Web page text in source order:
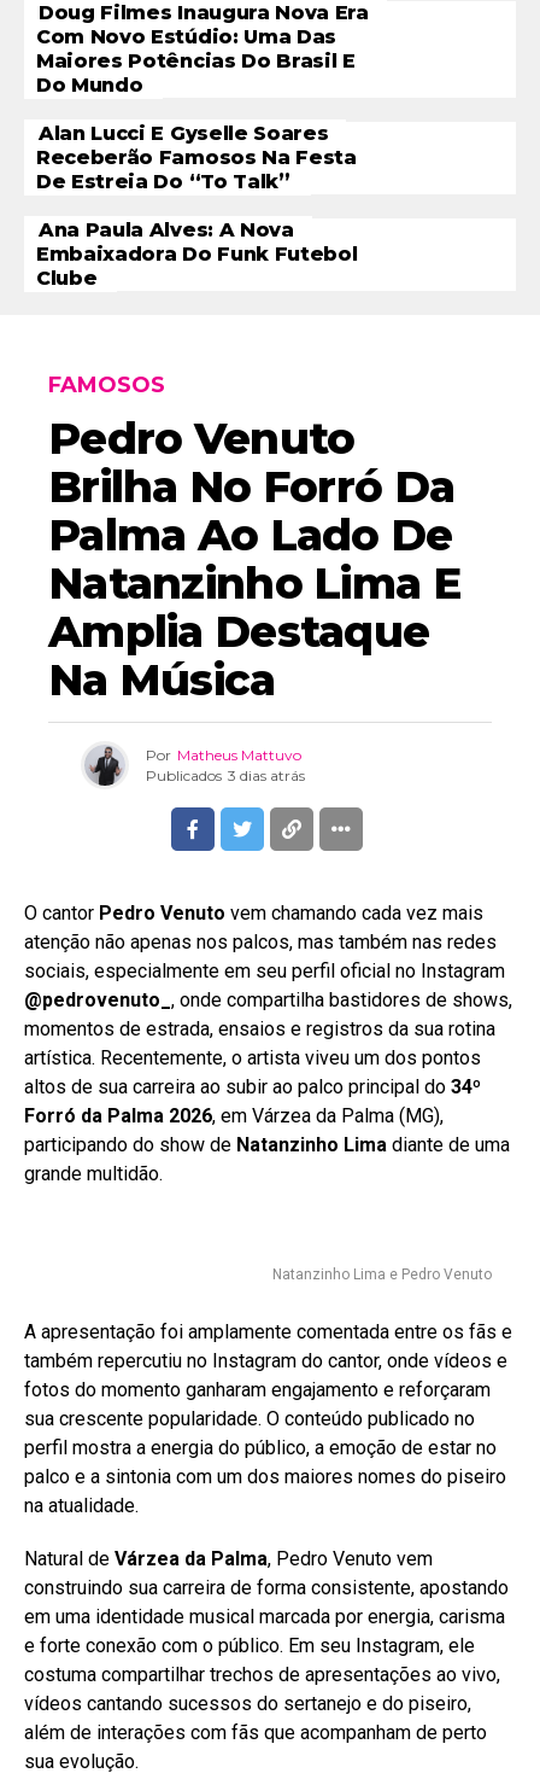
Doug Filmes Inaugura Nova Era
Com Novo Estúdio: Uma Das
Maiores Potências Do Brasil E
Do Mundo
Alan Lucci E Gyselle Soares
Receberão Famosos Na Festa
De Estreia Do “To Talk”
Ana Paula Alves: A Nova
Embaixadora Do Funk Futebol
Clube
FAMOSOS
Pedro Venuto
Brilha No Forró Da
Palma Ao Lado De
Natanzinho Lima E
Amplia Destaque
Na Música
Por Matheus Mattuvo
Publicados 3 dias atrás
O cantor Pedro Venuto vem chamando cada vez mais
atenção não apenas nos palcos, mas também nas redes
sociais, especialmente em seu perfil oficial no Instagram
@pedrovenuto_ , onde compartilha bastidores de shows,
momentos de estrada, ensaios e registros da sua rotina
artística. Recentemente, o artista viveu um dos pontos
altos de sua carreira ao subir ao palco principal do 34º
Forró da Palma 2026, em Várzea da Palma (MG),
participando do show de Natanzinho Lima diante de uma
grande multidão.
Natanzinho Lima e Pedro Venuto
A apresentação foi amplamente comentada entre os fãs e
também repercutiu no Instagram do cantor, onde vídeos e
fotos do momento ganharam engajamento e reforçaram
sua crescente popularidade. O conteúdo publicado no
perfil mostra a energia do público, a emoção de estar no
palco e a sintonia com um dos maiores nomes do piseiro
na atualidade.
Natural de Várzea da Palma, Pedro Venuto vem
construindo sua carreira de forma consistente, apostando
em uma identidade musical marcada por energia, carisma
e forte conexão com o público. Em seu Instagram, ele
costuma compartilhar trechos de apresentações ao vivo,
vídeos cantando sucessos do sertanejo e do piseiro,
além de interações com fãs que acompanham de perto
sua evolução.